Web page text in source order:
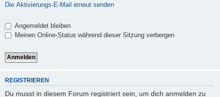
Die Aktivierungs-E-Mail erneut senden
Angemeldet bleiben
Meinen Online-Status während dieser Sitzung verbergen
REGISTRIEREN
Du musst in diesem Forum registriert sein, um dich anmelden zu